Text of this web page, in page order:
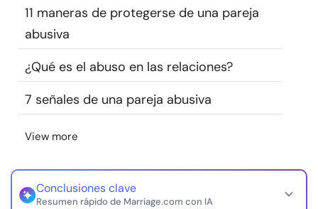
Encuentra un terapeuta
Idioma
nosotros
11 maneras de protegerse de una pareja
abusiva
¿Qué es el abuso en las relaciones?
7 señales de una pareja abusiva
View more
Conclusiones clave
Resumen rápido de Marriage.com con IA